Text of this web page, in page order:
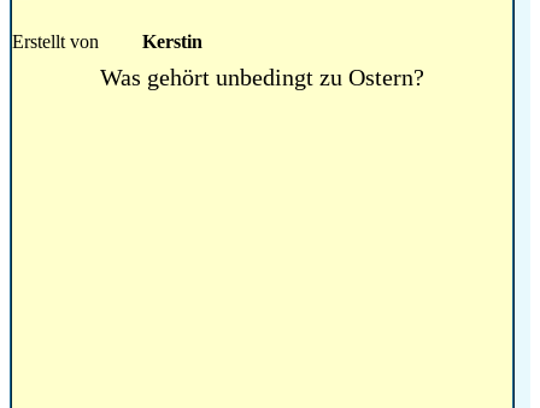
Erstellt von Kerstin
Was gehört unbedingt zu Ostern?